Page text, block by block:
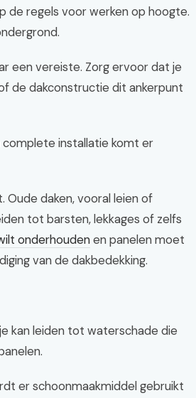
de regels voor werken op hoogte.
een vereiste. Zorg ervoor dat je
de dakconstructie dit ankerpunt
complete installatie komt er
Oude daken, vooral leien of
tot barsten, lekkages of zelfs
onderhoudenen panelen moet
van de dakbedekking.
kan leiden tot waterschade die
er schoonmaakmiddel gebruikt